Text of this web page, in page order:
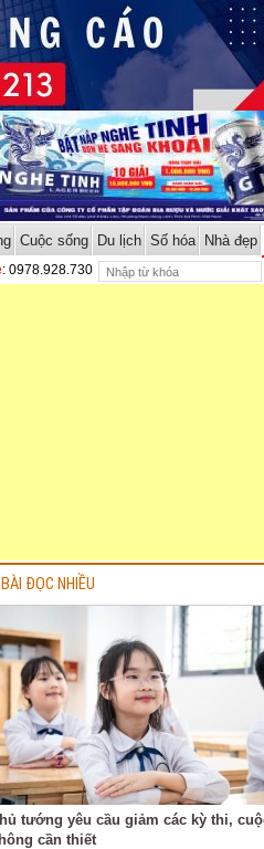
Cuộc sống Du lịch Số hóa Nhà đẹp
: 0978.928.730
BÀI ĐỌC NHIỀU
tướng yêu cầu giảm các kỳ thi,
cần thiết